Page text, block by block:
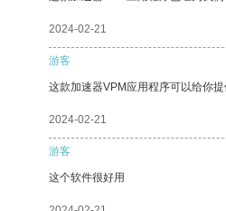
2024-02-21
游客
这款加速器VPM应用程序可以给你
2024-02-21
游客
这个软件很好用